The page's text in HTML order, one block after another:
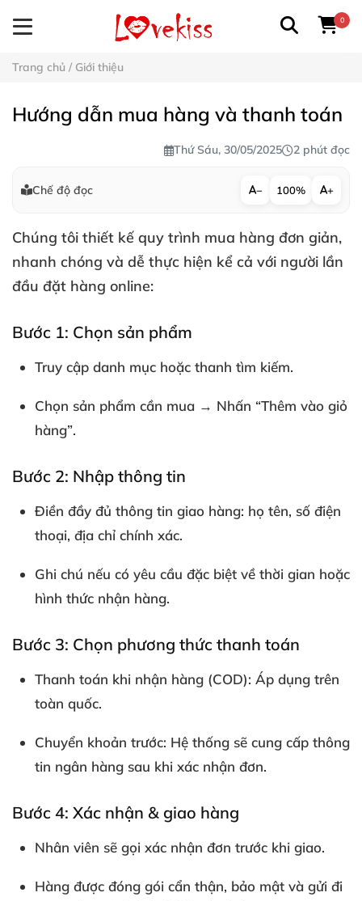
0
Trang chủ / Giới thiệu
Hướng dẫn mua hàng và thanh toán
Thứ Sáu, 30/05/2025 2 phút đọc
Chế độ đọc − 100% +
Chúng tôi thiết kế quy trình mua hàng đơn giản,
nhanh chóng và dễ thực hiện kể cả với người lần
đầu đặt hàng online:
Bước 1: Chọn sản phẩm
Truy cập danh mục hoặc thanh tìm kiếm.
Chọn sản phẩm cần mua → Nhấn “Thêm vào giỏ
hàng”.
Bước 2: Nhập thông tin
Điền đầy đủ thông tin giao hàng: họ tên, số điện
thoại, địa chỉ chính xác.
Ghi chú nếu có yêu cầu đặc biệt về thời gian hoặc
hình thức nhận hàng.
Bước 3: Chọn phương thức thanh toán
Thanh toán khi nhận hàng (COD): Áp dụng trên
toàn quốc.
Chuyển khoản trước: Hệ thống sẽ cung cấp thông
tin ngân hàng sau khi xác nhận đơn.
Bước 4: Xác nhận & giao hàng
Nhân viên sẽ gọi xác nhận đơn trước khi giao.
Hàng được đóng gói cẩn thận, bảo mật và gửi đi